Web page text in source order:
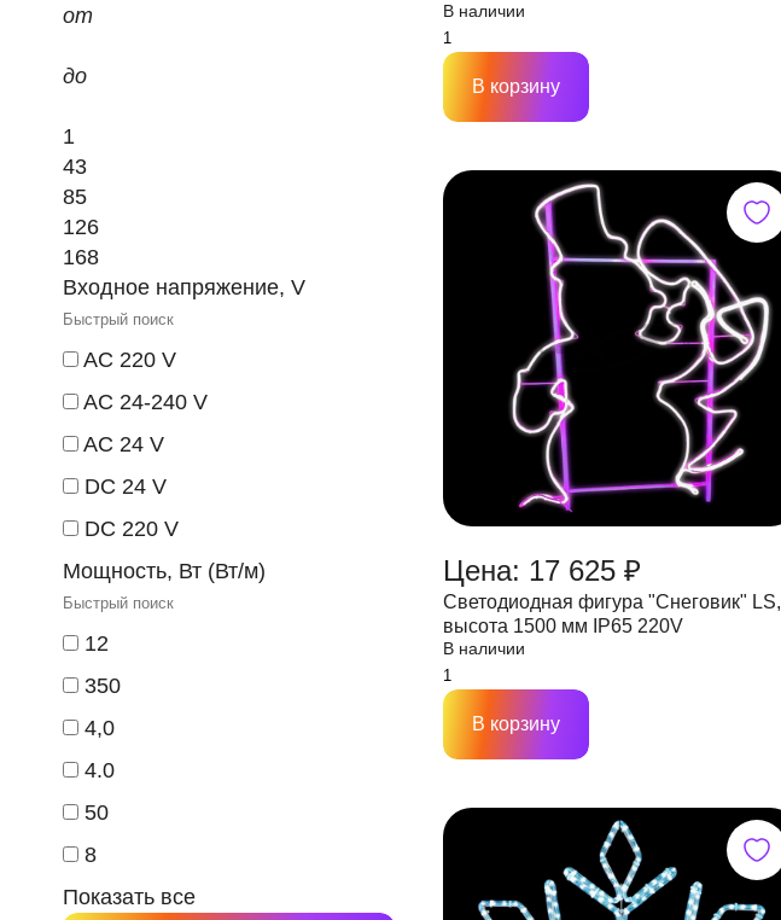
от
до
1
43
85
126
168
Входное напряжение, V
AC 220 V
AC 24-240 V
AC 24 V
DC 24 V
DC 220 V
Мощность, Вт (Вт/м)
12
350
4,0
4.0
50
8
Показать все
LS 130/130/52 см. высот, 24V блок
питания IP67
В наличии
В корзину
Цена: 17 625 ₽
Светодиодная фигура "Снеговик" LS,
высота 1500 мм IP65 220V
В наличии
В корзину